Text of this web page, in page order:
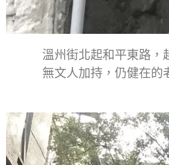
溫州街北起和平東路，
無文人加持，仍健在的